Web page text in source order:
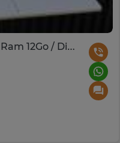
HP Elitebook 840 G7 Core i5 Ram 12Go / Disque 256Go Ssd